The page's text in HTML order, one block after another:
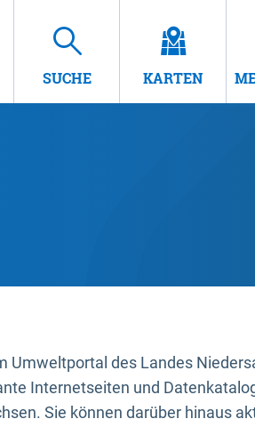
SUCHE KARTEN
Umweltportal des Landes
Internetseiten und
Sie können darüber hinaus